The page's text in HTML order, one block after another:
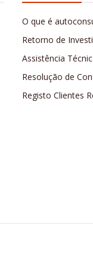
O que é
Retorno de
Assistência
Resolução de
Registo Clientes